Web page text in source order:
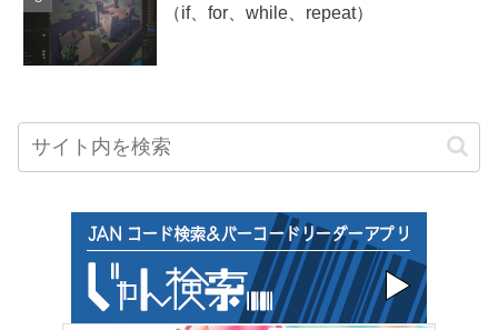
（if、for、while、repeat）